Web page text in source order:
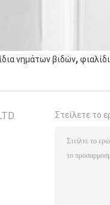
νημάτων βιδών,
Στείλετε το